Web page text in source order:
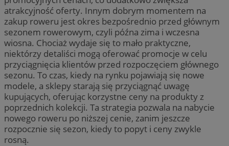
atrakcyjność oferty. Innym dobrym momentem na
zakup roweru jest okres bezpośrednio przed głównym
sezonem rowerowym, czyli późna zima i wczesna
wiosna. Chociaż wydaje się to mało praktyczne,
niektórzy detaliści mogą oferować promocje w celu
przyciągnięcia klientów przed rozpoczęciem głównego
sezonu. To czas, kiedy na rynku pojawiają się nowe
modele, a sklepy starają się przyciągnąć uwagę
kupujących, oferując korzystne ceny na produkty z
poprzednich kolekcji. Ta strategia pozwala na nabycie
nowego roweru po niższej cenie, zanim jeszcze
rozpocznie się sezon, kiedy to popyt i ceny zwykle
rosną.